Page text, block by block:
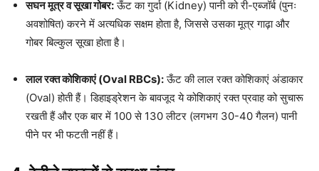
सघन मूत्र व सूखा गोबर:ऊँट का गुर्दा (Kidney) पानी को री-एब्जॉर्ब (पुनः
अवशोषित) करने में अत्यधिक सक्षम होता है, जिससे उसका मूत्र गाढ़ा और
गोबर बिल्कुल सूखा होता है।
लाल रक्त कोशिकाएं (Oval RBCs):ऊँट की लाल रक्त कोशिकाएं अंडाकार
(Oval) होती हैं। डिहाइड्रेशन के बावजूद ये कोशिकाएं रक्त प्रवाह को सुचारू
रखती हैं और एक बार में 100 से 130 लीटर (लगभग 30-40 गैलन) पानी
पीने पर भी फटती नहीं हैं।